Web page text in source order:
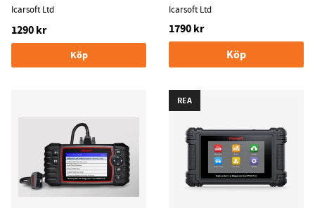
Icarsoft Ltd
1290 kr
Köp
Icarsoft Ltd
1790 kr
Köp
REA